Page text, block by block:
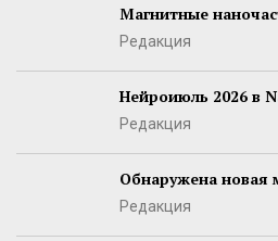
Магнитные
Редакция
Нейроиюль 2026 в
Редакция
Обнаружена новая
Редакция